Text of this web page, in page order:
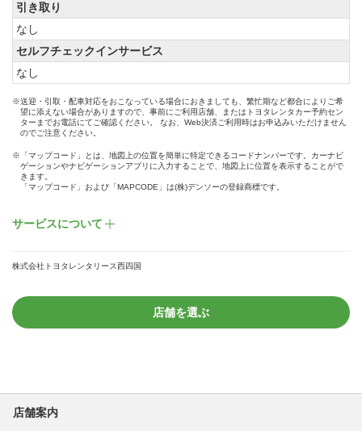
引き取り
なし
セルフチェックインサービス
なし
※送迎・引取・配車対応をおこなっている場合におきましても、繁忙期など都合によりご希
望に添えない場合がありますので、事前にご利用店舗、またはトヨタレンタカー予約セン
ターまでお電話にてご確認ください。 なお、Web決済ご利用時はお申込みいただけません
のでご注意ください。
※「マップコード」とは、地図上の位置を簡単に特定できるコードナンバーです。カーナビ
ゲーションやナビゲーションアプリに入力することで、地図上に位置を表示することがで
きます。
「マップコード」および「MAPCODE」は(株)デンソーの登録商標です。
サービスについて
株式会社トヨタレンタリース西四国
店舗を選ぶ
店舗案内